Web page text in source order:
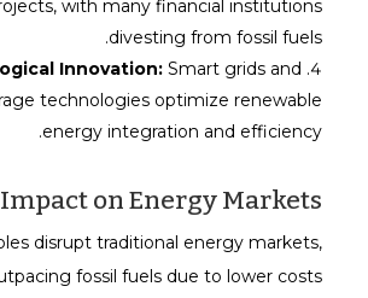
with many financial institutions
divesting from fossil fuels.
Innovation: Smart grids and
technologies optimize renewable
energy integration and efficiency.
Impact on Energy Markets
disrupt traditional energy markets,
fossil fuels due to lower costs